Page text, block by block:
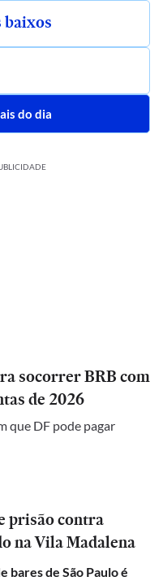
baixos
do dia
socorrer BRB com
de 2026
que DF pode pagar
prisão contra
na Vila Madalena
bares de São Paulo é